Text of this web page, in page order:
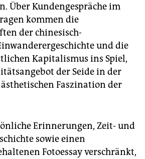
Über Kundengespräche im
kommen die
der chinesisch-
und die
Kapitalismus ins Spiel,
der Seide in der
Faszination der
Erinnerungen, Zeit- und
sowie einen
Fotoessay verschränkt,